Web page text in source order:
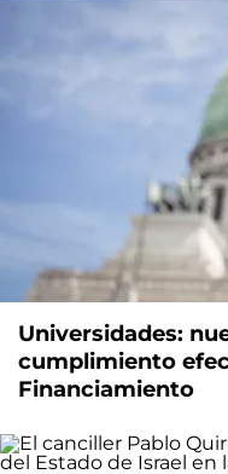
Universidades:
cumplimiento
Financiamiento